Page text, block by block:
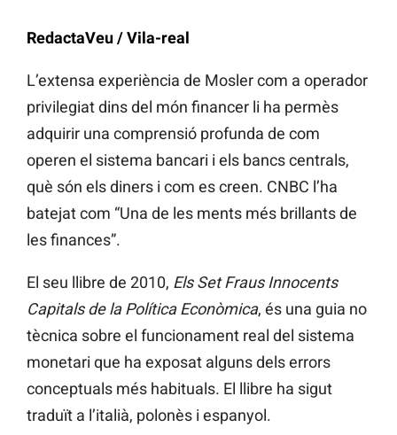
RedactaVeu / Vila-real
L’extensa experiència de Mosler com a operador
privilegiat dins del món financer li ha permès
adquirir una comprensió profunda de com
operen el sistema bancari i els bancs centrals,
què són els diners i com es creen. CNBC l’ha
batejat com “Una de les ments més brillants de
les finances”.
El seu llibre de 2010, Els Set Fraus Innocents
Capitals de la Política Econòmica, és una guia no
tècnica sobre el funcionament real del sistema
monetari que ha exposat alguns dels errors
conceptuals més habituals. El llibre ha sigut
traduït a l’italià, polonès i espanyol.